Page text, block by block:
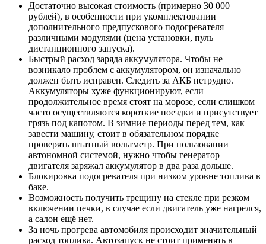
Достаточно высокая стоимость (примерно 30 000
рублей), в особенности при укомплектовании
дополнительного предпускового подогревателя
различными модулями (цена установки, пуль
дистанционного запуска).
Быстрый расход заряда аккумулятора. Чтобы не
возникало проблем с аккумулятором, он изначально
должен быть исправен. Следить за АКБ нетрудно.
Аккумуляторы хуже функционируют, если
продолжительное время стоят на морозе, если слишком
часто осуществляются короткие поездки и присутствует
грязь под капотом. В зимние периоды перед тем, как
завести машину, стоит в обязательном порядке
проверять штатный вольтметр. При пользовании
автономной системой, нужно чтобы генератор
двигателя заряжал аккумулятор в два раза дольше.
Блокировка подогревателя при низком уровне топлива в
баке.
Возможность получить трещину на стекле при резком
включении печки, в случае если двигатель уже нагрелся,
а салон ещё нет.
За ночь прогрева автомобиля происходит значительный
расход топлива. Автозапуск не стоит применять в